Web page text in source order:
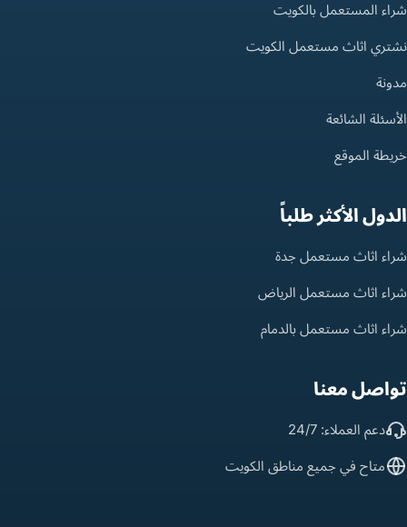
شراء المستعمل بالكويت
نشتري اثاث مستعمل الكويت
مدونة
الأسئلة الشائعة
خريطة الموقع
الدول الأكثر طلباً
شراء اثاث مستعمل جدة
شراء اثاث مستعمل الرياض
شراء اثاث مستعمل بالدمام
تواصل معنا
دعم العملاء: 24/7
متاح في جميع مناطق الكويت